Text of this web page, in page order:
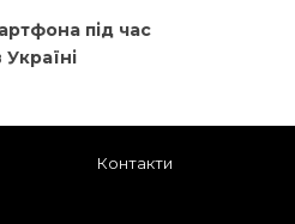
під час
Контакти